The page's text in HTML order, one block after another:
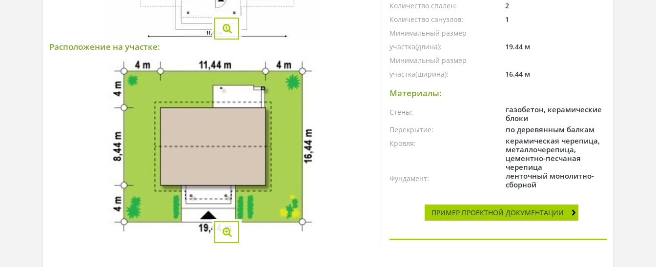
Расположение на участке:
Количество спален:
2
Количество санузлов:
1
Минимальный размер
участка(длина):
19.44 м
Минимальный размер
участка(ширина):
16.44 м
Материалы:
Стены:
газобетон, керамические
блоки
Перекрытие: по деревянным балкам
Кровля:
керамическая черепица,
металлочерепица,
цементно-песчаная
черепица
Фундамент:
ленточный монолитно-
сборной
ПРИМЕР ПРОЕКТНОЙ ДОКУМЕНТАЦИИ